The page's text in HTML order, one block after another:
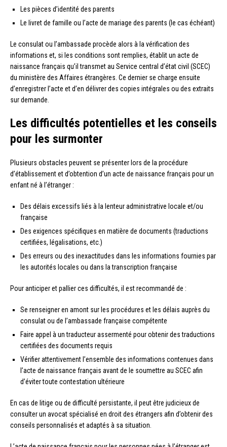
Les pièces d’identité des parents
Le livret de famille ou l’acte de mariage des parents (le cas échéant)
Le consulat ou l’ambassade procède alors à la vérification des
informations et, si les conditions sont remplies, établit un acte de
naissance français qu’il transmet au Service central d’état civil (SCEC)
du ministère des Affaires étrangères. Ce dernier se charge ensuite
d’enregistrer l’acte et d’en délivrer des copies intégrales ou des extraits
sur demande.
Les difficultés potentielles et les conseils
pour les surmonter
Plusieurs obstacles peuvent se présenter lors de la procédure
d’établissement et d’obtention d’un acte de naissance français pour un
enfant né à l’étranger :
Des délais excessifs liés à la lenteur administrative locale et/ou
française
Des exigences spécifiques en matière de documents (traductions
certifiées, légalisations, etc.)
Des erreurs ou des inexactitudes dans les informations fournies par
les autorités locales ou dans la transcription française
Pour anticiper et pallier ces difficultés, il est recommandé de :
Se renseigner en amont sur les procédures et les délais auprès du
consulat ou de l’ambassade française compétente
Faire appel à un traducteur assermenté pour obtenir des traductions
certifiées des documents requis
Vérifier attentivement l’ensemble des informations contenues dans
l’acte de naissance français avant de le soumettre au SCEC afin
d’éviter toute contestation ultérieure
En cas de litige ou de difficulté persistante, il peut être judicieux de
consulter un avocat spécialisé en droit des étrangers afin d’obtenir des
conseils personnalisés et adaptés à sa situation.